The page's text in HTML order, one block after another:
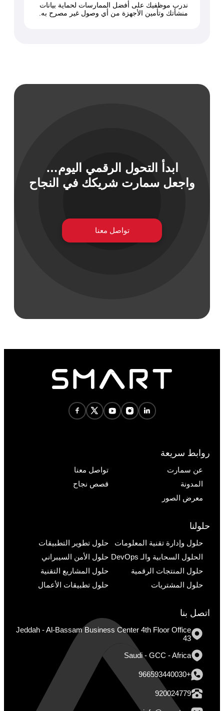
ندرب موظفيك على أفضل الممارسات لحماية بيانات
منشأتك وتأمين الأجهزة من أي وصول غير مصرح به.
ابدأ التحول الرقمي اليوم…
واجعل سمارت شريكك في النجاح
تواصل معنا
روابط سريعة
عن سمارت
تواصل معنا
المدونة
قصص نجاح
معرض الصور
حلولنا
حلول وإدارة تقنية المعلومات
حلول تطوير التطبيقات
الحلول السحابية والـ DevOps
حلول الأمن السيبراني
حلول المنتجات الرقمية
حلول المشاريع التقنية
حلول المشتريات
حلول تطبيقات الأعمال
اتصل بنا
Jeddah - Al-Bassam Business Center 4th Floor Office
43
Saudi - GCC - Africa
+966593440030
920024779